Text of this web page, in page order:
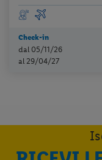
Check-in
dal 05/11/26
al 29/04/27